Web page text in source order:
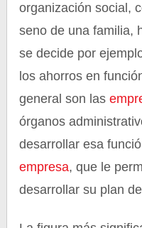
organización social,
seno de una familia,
se decide por
los ahorros en
general son las
órganos
desarrollar esa
empresa, que le
desarrollar su plan